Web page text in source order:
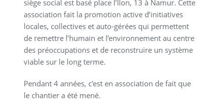
siège social est basé place l’Ilon, 13 à Namur. Cette
association fait la promotion active d’initiatives
locales, collectives et auto-gérées qui permettent
de remettre l’humain et l’environnement au centre
des préoccupations et de reconstruire un système
viable sur le long terme.
Pendant 4 années, c’est en association de fait que
le chantier a été mené.